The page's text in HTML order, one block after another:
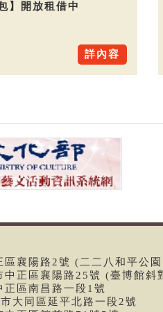
】開放租借中
詳內容
襄陽路2號 (二二八和平公
正區襄陽路25號 (臺博館斜
區南昌路一段1號
大同區延平北路一段2號